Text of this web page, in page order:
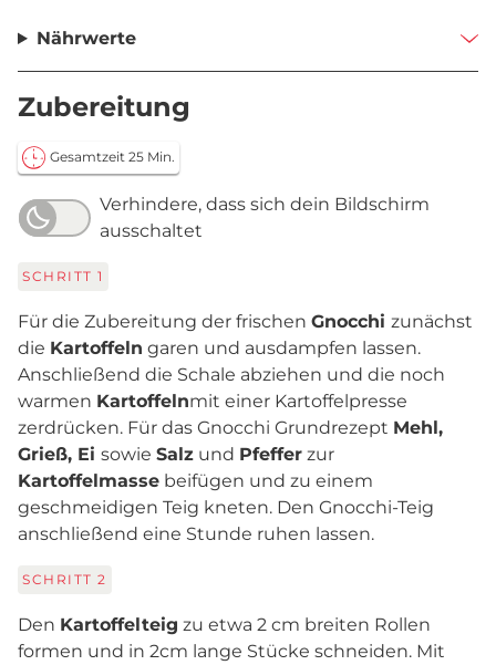
Nährwerte
Zubereitung
Gesamtzeit 25 Min.
Verhindere, dass sich dein Bildschirm
ausschaltet
SCHRITT 1
Für die Zubereitung der frischen Gnocchi zunächst
die Kartoffeln garen und ausdampfen lassen.
Anschließend die Schale abziehen und die noch
warmen Kartoffelnmit einer Kartoffelpresse
zerdrücken. Für das Gnocchi Grundrezept Mehl,
Grieß, Ei sowie Salz und Pfeffer zur
Kartoffelmasse beifügen und zu einem
geschmeidigen Teig kneten. Den Gnocchi-Teig
anschließend eine Stunde ruhen lassen.
SCHRITT 2
Den Kartoffelteig zu etwa 2 cm breiten Rollen
formen und in 2cm lange Stücke schneiden. Mit